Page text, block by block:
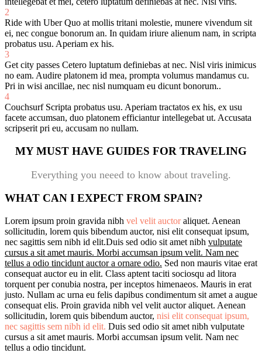
2
Ride with UberQuo at mollis tritani molestie, munere vivendum sit
ei, nec congue bonorum an. In quidam iriure alienum nam, in scripta
probatus usu. Aperiam ex his.
3
Get city passes Cetero luptatum definiebas at nec. Nisl viris inimicus
no eam. Audire platonem id mea, prompta volumus mandamus cu.
Pri in wisi ancillae, nec nisl numquam eu dicunt bonorum..
4
Couchsurf Scripta probatus usu. Aperiam tractatos ex his, ex usu
facete accumsan, duo platonem efficiantur intellegebat ut. Accusata
scripserit pri eu, accusam no nullam.
MY MUST HAVE GUIDES FOR TRAVELING
Everything you neeed to know about traveling.
WHAT CAN I EXPECT FROM SPAIN?
Lorem ipsum proin gravida nibh vel velit auctoraliquet. Aenean
sollicitudin, lorem quis bibendum auctor, nisi elit consequat ipsum,
nec sagittis sem nibh id elit.Duis sed odio sit amet nibh vulputate
cursus a sit amet mauris. Morbi accumsan ipsum velit. Nam nec
tellus a odio tincidunt auctor a ornare odio. Sed non mauris vitae erat
consequat auctor eu in elit. Class aptent taciti sociosqu ad litora
torquent per conubia nostra, per inceptos himenaeos. Mauris in erat
justo. Nullam ac urna eu felis dapibus condimentum sit amet a augue
consequat elis. Proin gravida nibh vel velit auctor aliquet. Aenean
sollicitudin, lorem quis bibendum auctor, nisi elit consequat ipsum,
nec sagittis sem nibh id elit. Duis sed odio sit amet nibh vulputate
cursus a sit amet mauris. Morbi accumsan ipsum velit. Nam nec
tellus a odio tincidunt.